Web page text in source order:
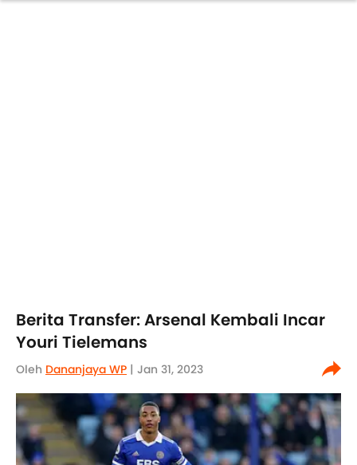
Berita Transfer: Arsenal Kembali Incar
Youri Tielemans
Oleh Dananjaya WP | Jan 31, 2023